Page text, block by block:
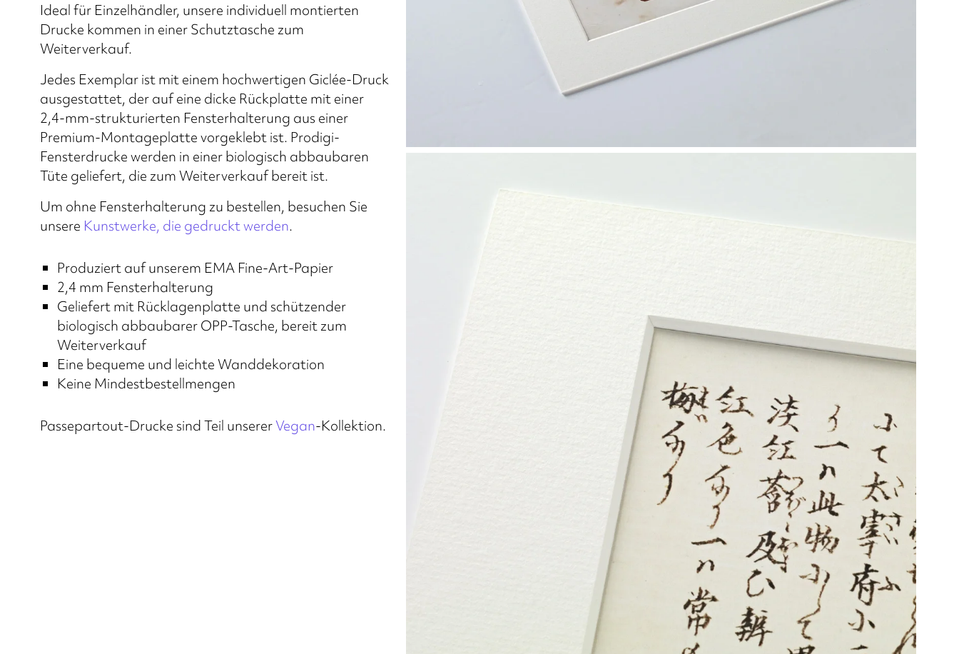
Ideal für Einzelhändler, unsere individuell montierten
Drucke kommen in einer Schutztasche zum
Weiterverkauf.
Jedes Exemplar ist mit einem hochwertigen Giclée-Druck
ausgestattet, der auf eine dicke Rückplatte mit einer
2,4-mm-strukturierten Fensterhalterung aus einer
Premium-Montageplatte vorgeklebt ist. Prodigi-
Fensterdrucke werden in einer biologisch abbaubaren
Tüte geliefert, die zum Weiterverkauf bereit ist.
Um ohne Fensterhalterung zu bestellen, besuchen Sie
unsere Kunstwerke, die gedruckt werden.
Produziert auf unserem EMA Fine-Art-Papier
2,4 mm Fensterhalterung
Geliefert mit Rücklagenplatte und schützender
biologisch abbaubarer OPP-Tasche, bereit zum
Weiterverkauf
Eine bequeme und leichte Wanddekoration
Keine Mindestbestellmengen
Passepartout-Drucke sind Teil unsererVegan-Kollektion.